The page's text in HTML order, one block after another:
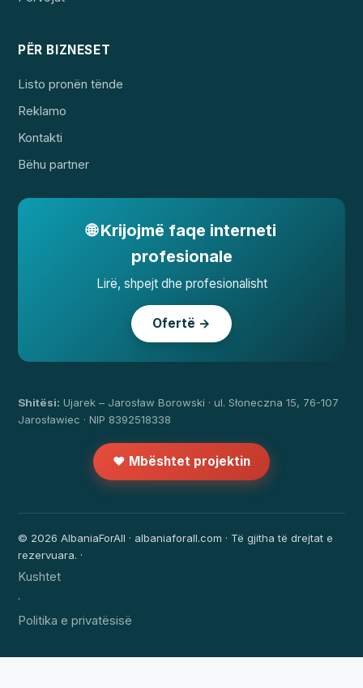
PËR BIZNESET
Listo pronën tënde
Reklamo
Kontakti
Bëhu partner
🌐 Krijojmë faqe interneti
profesionale
Lirë, shpejt dhe profesionalisht
Ofertë →
Shitësi: Ujarek – Jarosław Borowski · ul. Słoneczna 15, 76-107
Jarosławiec · NIP 8392518338
❤️ Mbështet projektin
© 2026 AlbaniaForAll · albaniaforall.com · Të gjitha të drejtat e
rezervuara. ·
Kushtet
·
Politika e privatësisë